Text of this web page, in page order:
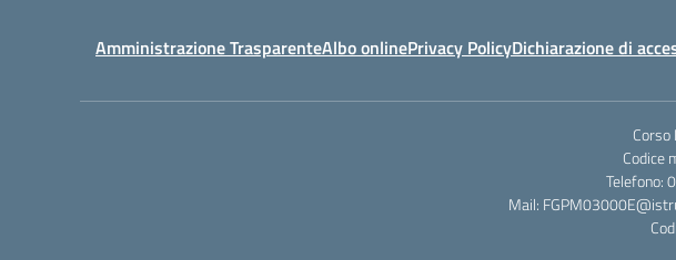
Amministrazione TrasparenteAlbo onlinePrivacy PolicyDichiarazione di
Corso
Codice
Telefono:
Mail: